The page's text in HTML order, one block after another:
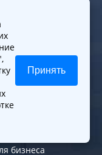
граждан
бизнеса
Принять